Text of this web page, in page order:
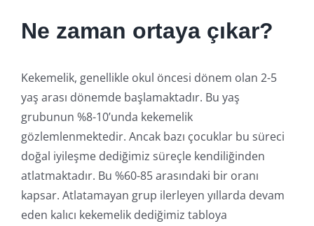
Ne zaman ortaya çıkar?
Kekemelik, genellikle okul öncesi dönem olan 2-5
yaş arası dönemde başlamaktadır. Bu yaş
grubunun %8-10’unda kekemelik
gözlemlenmektedir. Ancak bazı çocuklar bu süreci
doğal iyileşme dediğimiz süreçle kendiliğinden
atlatmaktadır. Bu %60-85 arasındaki bir oranı
kapsar. Atlatamayan grup ilerleyen yıllarda devam
eden kalıcı kekemelik dediğimiz tabloya